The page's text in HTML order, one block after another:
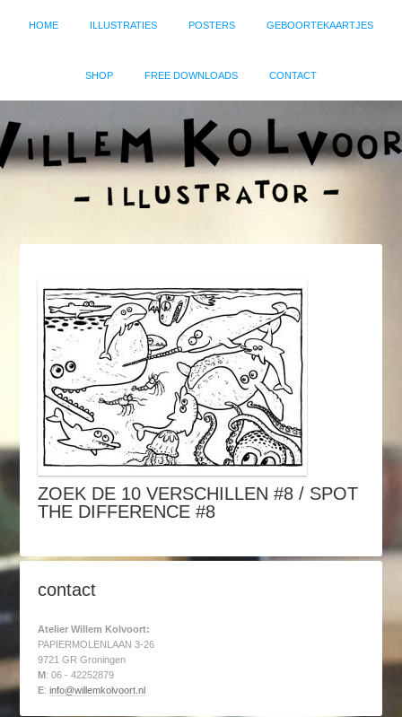
HOME ILLUSTRATIES POSTERS GEBOORTEKAARTJES
SHOP FREE DOWNLOADS CONTACT
ZOEK DE 10 VERSCHILLEN #8 / SPOT
THE DIFFERENCE #8
contact
Atelier Willem Kolvoort:
PAPIERMOLENLAAN 3-26
9721 GR Groningen
M: 06 - 42252879
E:info@willemkolvoort.nl